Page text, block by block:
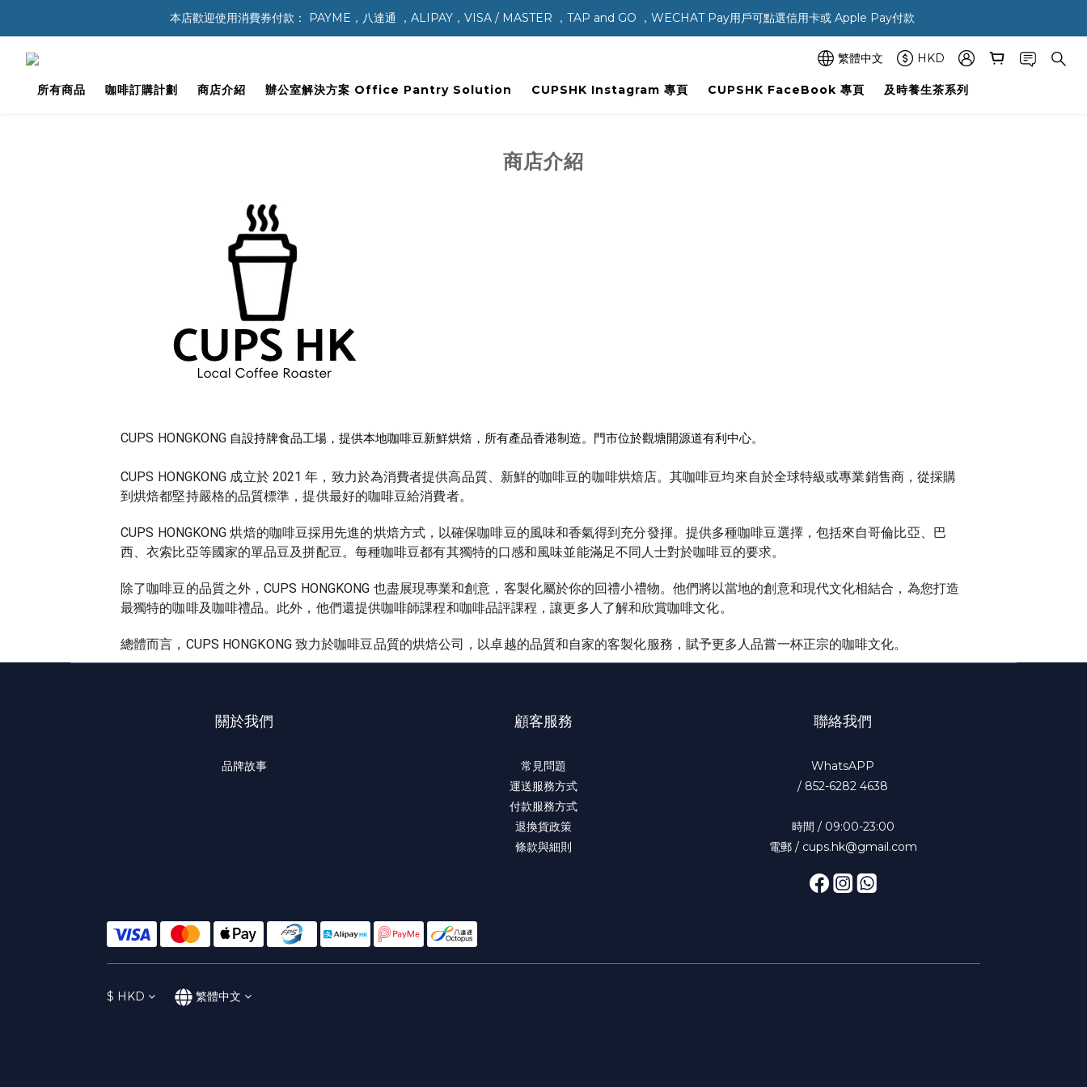
本店歡迎使用消費券付款： PAYME，八達通 ，ALIPAY，VISA / MASTER ，TAP and GO ，WECHAT Pay用戶可點選信用卡或 Apple Pay付款
繁體中文 HKD
所有商品 咖啡訂購計劃 商店介紹 辦公室解決方案 Office Pantry Solution CUPSHK Instagram 專頁 CUPSHK FaceBook 專頁 及時養生茶系列
商店介紹
CUPS HONGKONG 自設持牌食品工場，提供本地咖啡豆新鮮烘焙，所有產品香港制造。門市位於觀塘開源道有利中心。
CUPS HONGKONG 成立於 2021 年，致力於為消費者提供高品質、新鮮的咖啡豆的咖啡烘焙店。其咖啡豆均來自於全球特級或專業銷售商，從採購
到烘焙都堅持嚴格的品質標準，提供最好的咖啡豆給消費者。
CUPS HONGKONG 烘焙的咖啡豆採用先進的烘焙方式，以確保咖啡豆的風味和香氣得到充分發揮。提供多種咖啡豆選擇，包括來自哥倫比亞、巴
西、衣索比亞等國家的單品豆及拼配豆。每種咖啡豆都有其獨特的口感和風味並能滿足不同人士對於咖啡豆的要求。
除了咖啡豆的品質之外，CUPS HONGKONG 也盡展現專業和創意，客製化屬於你的回禮小禮物。他們將以當地的創意和現代文化相結合，為您打造
最獨特的咖啡及咖啡禮品。此外，他們還提供咖啡師課程和咖啡品評課程，讓更多人了解和欣賞咖啡文化。
總體而言，CUPS HONGKONG 致力於咖啡豆品質的烘焙公司，以卓越的品質和自家的客製化服務，賦予更多人品嘗一杯正宗的咖啡文化。
關於我們
品牌故事
顧客服務
常見問題
運送服務方式
付款服務方式
退換貨政策
條款與細則
聯絡我們
WhatsAPP
/ 852-6282 4638
時間 / 09:00-23:00
電郵 / cups.hk@gmail.com
$ HKD 繁體中文